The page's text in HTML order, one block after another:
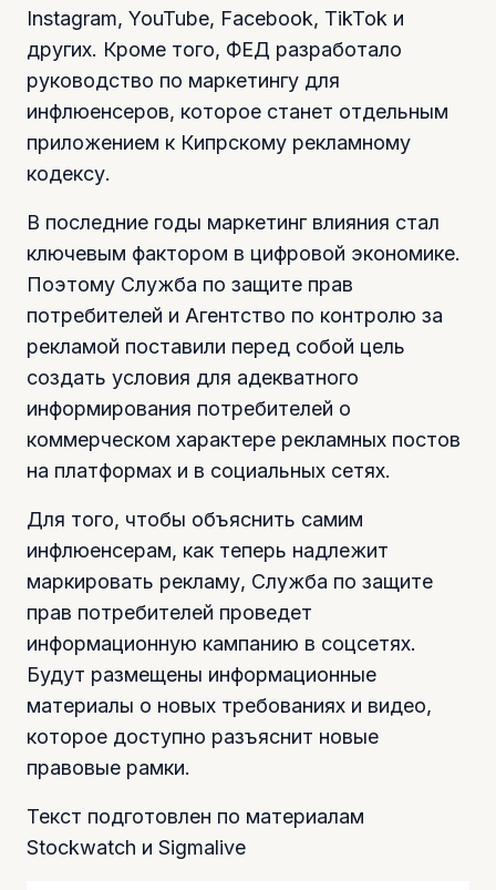
Instagram, YouTube, Facebook, TikTok и
других. Кроме того, ФЕД разработало
руководство по маркетингу для
инфлюенсеров, которое станет отдельным
приложением к Кипрскому рекламному
кодексу.
В последние годы маркетинг влияния стал
ключевым фактором в цифровой экономике.
Поэтому Служба по защите прав
потребителей и Агентство по контролю за
рекламой поставили перед собой цель
создать условия для адекватного
информирования потребителей о
коммерческом характере рекламных постов
на платформах и в социальных сетях.
Для того, чтобы объяснить самим
инфлюенсерам, как теперь надлежит
маркировать рекламу, Служба по защите
прав потребителей проведет
информационную кампанию в соцсетях.
Будут размещены информационные
материалы о новых требованиях и видео,
которое доступно разъяснит новые
правовые рамки.
Текст подготовлен по материалам
Stockwatch и Sigmalive